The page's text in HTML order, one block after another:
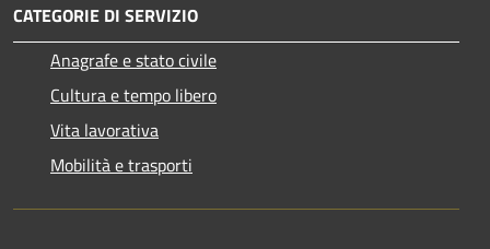
CATEGORIE DI SERVIZIO
Anagrafe e stato civile
Cultura e tempo libero
Vita lavorativa
Mobilità e trasporti